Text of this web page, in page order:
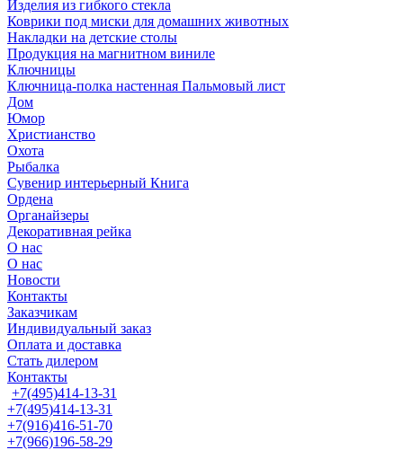
Изделия из гибкого стекла
Коврики под миски для домашних животных
Накладки на детские столы
Продукция на магнитном виниле
Ключницы
Ключница-полка настенная Пальмовый лист
Дом
Юмор
Христианство
Охота
Рыбалка
Сувенир интерьерный Книга
Ордена
Органайзеры
Декоративная рейка
О нас
О нас
Новости
Контакты
Заказчикам
Индивидуальный заказ
Оплата и доставка
Стать дилером
Контакты
+7(495)414-13-31
+7(495)414-13-31
+7(916)416-51-70
+7(966)196-58-29